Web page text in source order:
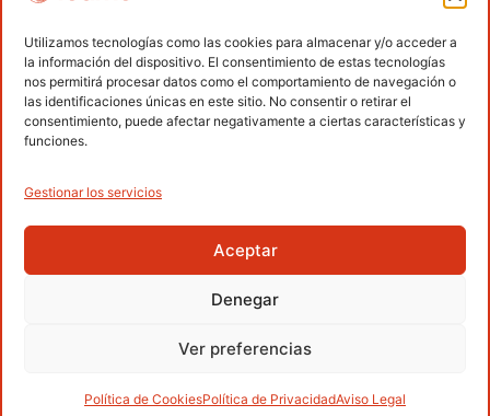
Utilizamos tecnologías como las cookies para almacenar y/o acceder a
la información del dispositivo. El consentimiento de estas tecnologías
nos permitirá procesar datos como el comportamiento de navegación o
las identificaciones únicas en este sitio. No consentir o retirar el
consentimiento, puede afectar negativamente a ciertas características y
funciones.
Gestionar los servicios
Aceptar
Denegar
Ver preferencias
Política de CookiesPolítica de PrivacidadAviso Legal
autonómicas
Clubes
Contacto
Escalada
Escalada
paralimpica
Marcha
Nórdica
Raquetas de
nieve
934 264 267
Copyright © 2026 Federación Española de Deportes de
Montaña y Escalada | Desarrollado porTOOOLS
Política de Privacidad APPAccesibilidad